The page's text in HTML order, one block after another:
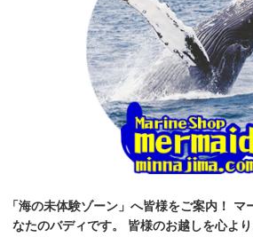
「海の未体験ゾーン」へ皆様をご案内！
マ
なたのバディです。
皆様のお越しを心よ